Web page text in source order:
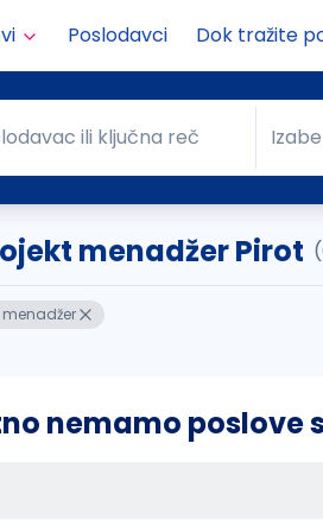
Poslodavci Dok tražite
ili ključna reč
ili ključna reč Grad
menadžer Pirot
menadžer
nemamo poslove